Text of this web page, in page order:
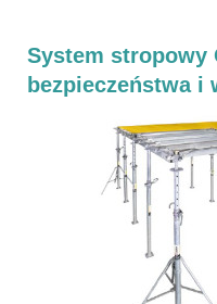
System stropowy
bezpieczeństwa i